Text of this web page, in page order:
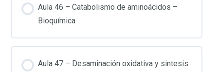
Aula 46 – Catabolismo de aminoácidos –
Bioquímica
Aula 47 – Desaminación oxidativa y sintesis